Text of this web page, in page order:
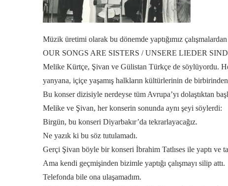
Müzik üretimi olarak bu dönemde yaptığımız
OUR SONGS ARE SISTERS / UNSERE LIEDER SIND
Melike Kürtçe, Şivan ve Gülistan Türkçe de söylüyordu.
yanyana, içiçe yaşamış halkların kültürlerinin de
Bu konser dizisiyle nerdeyse tüm Avrupa’yı dolaştıktan
Melike ve Şivan, her konserin sonunda aynı şeyi söylerdi:
Birgün, bu konseri Diyarbakır’da tekrarlayacağız.
Ne yazık ki bu söz tutulamadı.
Gerçi Şivan böyle bir konseri İbrahim Tatlıses ile yaptı ve
Ama kendi geçmişinden bizimle yaptığı çalışmayı silip attı.
Telefonda bile ona ulaşamadım.